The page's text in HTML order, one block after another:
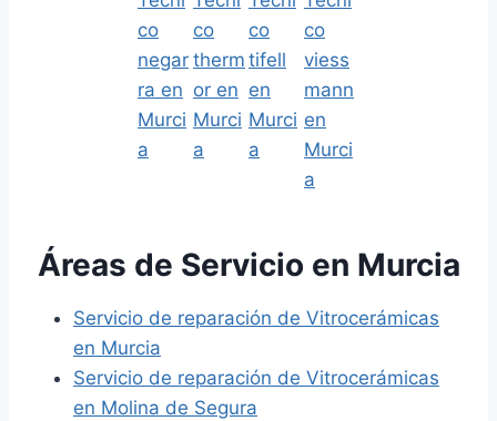
Áreas de Servicio en Murcia
Servicio de reparación de Vitrocerámicas
en Murcia
Servicio de reparación de Vitrocerámicas
en Molina de Segura